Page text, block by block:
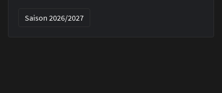
Saison 2026/2027